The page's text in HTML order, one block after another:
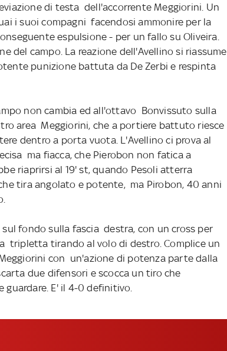
di testa dell'accorrente Meggiorini. Un
i suoi compagni facendosi ammonire per la
espulsione - per un fallo su Oliveira.
del campo. La reazione dell'Avellino si riassume
punizione battuta da De Zerbi e respinta
non cambia ed all'ottavo Bonvissuto sulla
area Meggiorini, che a portiere battuto riesce
dentro a porta vuota. L'Avellino ci prova al
ma fiacca, che Pierobon non fatica a
riaprirsi al 19' st, quando Pesoli atterra
tira angolato e potente, ma Pirobon, 40 anni
fondo sulla fascia destra, con un cross per
tripletta tirando al volo di destro. Complice un
con un'azione di potenza parte dalla
due difensori e scocca un tiro che
E' il 4-0 definitivo.